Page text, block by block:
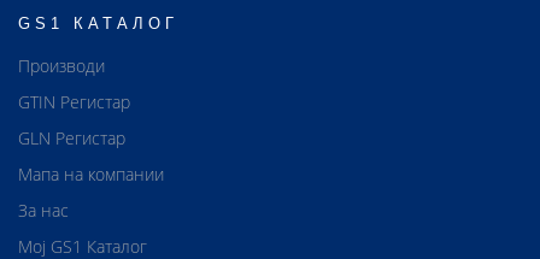
GS1 КАТАЛОГ
Производи
GTIN Регистар
GLN Регистар
Мапа на компании
За нас
Мој GS1 Каталог